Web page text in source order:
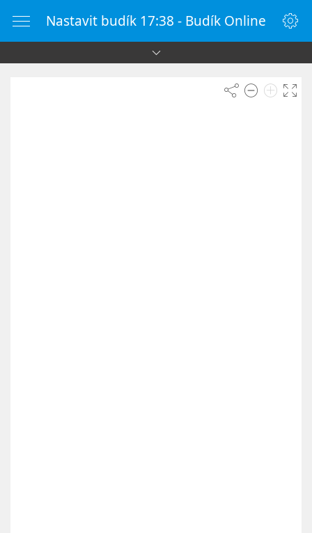
Nastavit budík 17:38 - Budík Online